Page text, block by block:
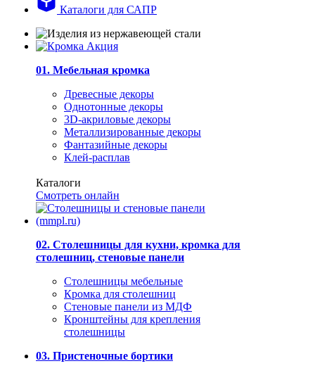
Каталоги для САПР
01. Мебельная кромка
Древесные декоры
Однотонные декоры
3D-акриловые декоры
Металлизированные декоры
Фантазийные декоры
Клей-расплав
Каталоги
Смотреть онлайн
02. Столешницы для кухни, кромка для
столешниц, стеновые панели
Столешницы мебельные
Кромка для столешниц
Стеновые панели из МДФ
Кронштейны для крепления
столешницы
03. Пристеночные бортики